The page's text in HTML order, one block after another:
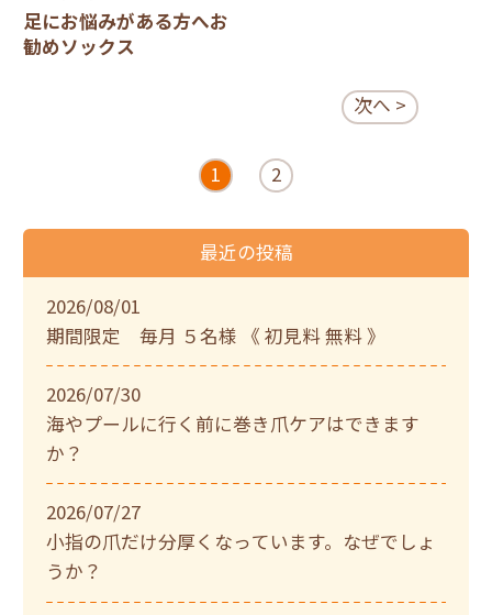
足にお悩みがある方へお
勧めソックス
1 2
次へ >
最近の投稿
2026/08/01
期間限定 毎月 ５名様 《 初見料 無料 》
2026/07/30
海やプールに行く前に巻き爪ケアはできます
か？
2026/07/27
小指の爪だけ分厚くなっています。なぜでしょ
うか？